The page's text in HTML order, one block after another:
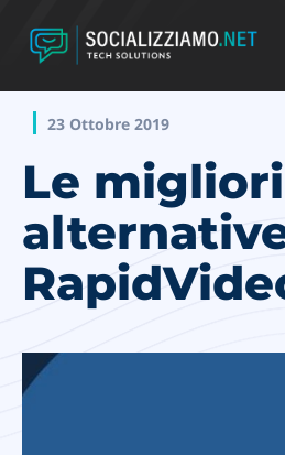
23 Ottobre 2019
Le migliori